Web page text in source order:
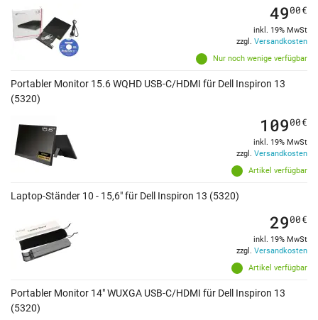
Nur noch wenige verfügbar
4900€
inkl. 19% MwSt
zzgl. Versandkosten
Portabler Monitor 15.6 WQHD USB-C/HDMI für Dell Inspiron 13
(5320)
Artikel verfügbar
10900€
inkl. 19% MwSt
zzgl. Versandkosten
Laptop-Ständer 10 - 15,6" für Dell Inspiron 13 (5320)
Artikel verfügbar
2900€
inkl. 19% MwSt
zzgl. Versandkosten
Portabler Monitor 14" WUXGA USB-C/HDMI für Dell Inspiron 13
(5320)